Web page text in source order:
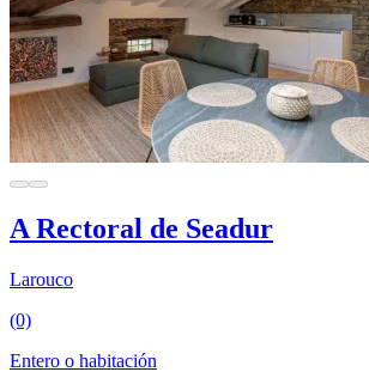
A Rectoral de Seadur
Larouco
(0)
Entero o habitación